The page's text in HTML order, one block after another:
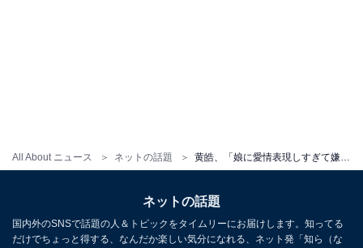
All About ニュース ネットの話題 黄皓、「娘に愛情表現しすぎて嫌がられるパパ」ショットに「ほんとオモロー」「笑いました」と反響！
ネットの話題
国内外のSNSで話題の人＆トピックをタイムリーにお届けします。知ってる
だけでちょっと得する、なんだか楽しい気分になれる、ネット発「知ら（な